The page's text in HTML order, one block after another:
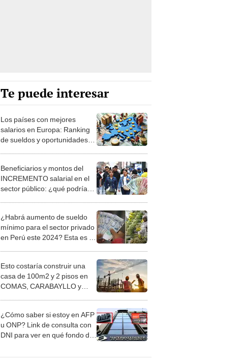
Te puede interesar
Los países con mejores
salarios en Europa: Ranking
de sueldos y oportunidades
Beneficiarios y montos del
INCREMENTO salarial en el
sector público: ¿qué podría
¿Habrá aumento de sueldo
mínimo para el sector privado
en Perú este 2024? Esta es la
Esto costaría construir una
casa de 100m2 y 2 pisos en
COMAS, CARABAYLLO y
¿Cómo saber si estoy en AFP
u ONP? Link de consulta con
DNI para ver en qué fondo de